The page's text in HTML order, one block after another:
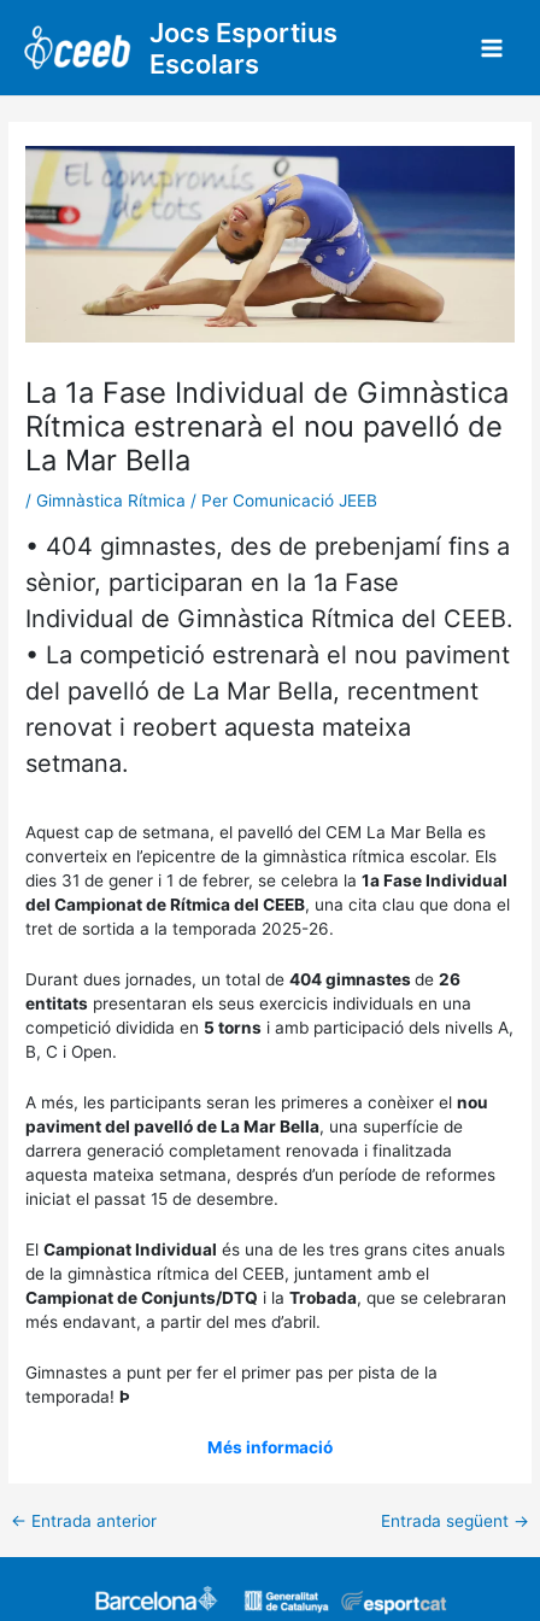
contingut
Jocs Esportius
Escolars
La 1a Fase Individual de Gimnàstica
Rítmica estrenarà el nou pavelló de
La Mar Bella
/Gimnàstica Rítmica / Per Comunicació JEEB
• 404 gimnastes, des de prebenjamí fins a
sènior, participaran en la 1a Fase
Individual de Gimnàstica Rítmica del CEEB.
• La competició estrenarà el nou paviment
del pavelló de La Mar Bella, recentment
renovat i reobert aquesta mateixa
setmana.
Aquest cap de setmana, el pavelló del CEM La Mar Bella es
converteix en l’epicentre de la gimnàstica rítmica escolar. Els
dies 31 de gener i 1 de febrer, se celebra la1a Fase Individual
del Campionat de Rítmica del CEEB, una cita clau que dona el
tret de sortida a la temporada 2025-26.
Durant dues jornades, un total de404 gimnastesde26
entitats presentaran els seus exercicis individuals en una
competició dividida en 5 torns i amb participació dels nivells A,
B, C i Open.
A més, les participants seran les primeres a conèixer elnou
paviment del pavelló de La Mar Bella, una superfície de
darrera generació completament renovada i finalitzada
aquesta mateixa setmana, després d’un període de reformes
iniciat el passat 15 de desembre.
ElCampionat Individual és una de les tres grans cites anuals
de la gimnàstica rítmica del CEEB, juntament amb el
Campionat de Conjunts/DTQ i laTrobada, que se celebraran
més endavant, a partir del mes d’abril.
Gimnastes a punt per fer el primer pas per pista de la
temporada!Þ
Més informació
← Entrada anterior Entrada següent →